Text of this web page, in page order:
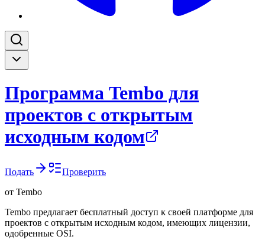
Программа Tembo для
проектов с открытым
исходным кодом
Подать
Проверить
от Tembo
Tembo предлагает бесплатный доступ к своей платформе для
проектов с открытым исходным кодом, имеющих лицензии,
одобренные OSI.